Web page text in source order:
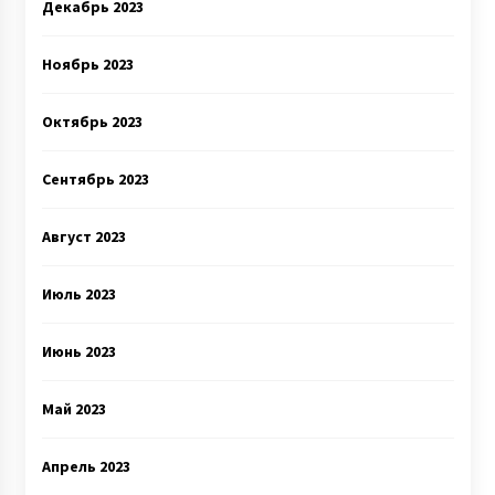
Декабрь 2023
Ноябрь 2023
Октябрь 2023
Сентябрь 2023
Август 2023
Июль 2023
Июнь 2023
Май 2023
Апрель 2023